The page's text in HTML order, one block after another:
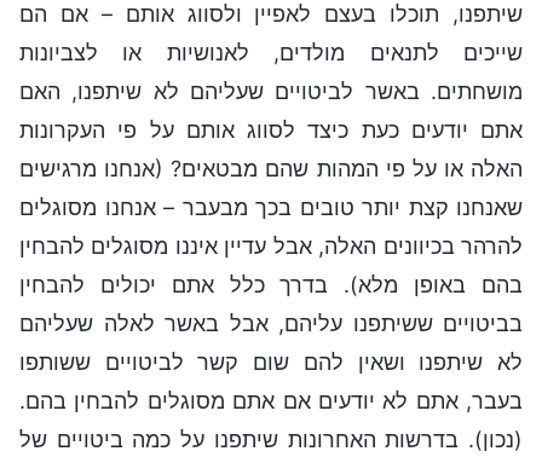
שיתפנו, תוכלו בעצם לאפיין ולסווג אותם – אם הם
שייכים לתנאים מולדים, לאנושיות או לצביונות
מושחתים. באשר לביטויים שעליהם לא שיתפנו, האם
אתם יודעים כעת כיצד לסווג אותם על פי העקרונות
האלה או על פי המהות שהם מבטאים? (אנחנו מרגישים
שאנחנו קצת יותר טובים בכך מבעבר – אנחנו מסוגלים
להרהר בכיוונים האלה, אבל עדיין איננו מסוגלים להבחין
בהם באופן מלא). בדרך כלל אתם יכולים להבחין
בביטויים ששיתפנו עליהם, אבל באשר לאלה שעליהם
לא שיתפנו ושאין להם שום קשר לביטויים ששותפו
בעבר, אתם לא יודעים אם אתם מסוגלים להבחין בהם.
(נכון). בדרשות האחרונות שיתפנו על כמה ביטויים של